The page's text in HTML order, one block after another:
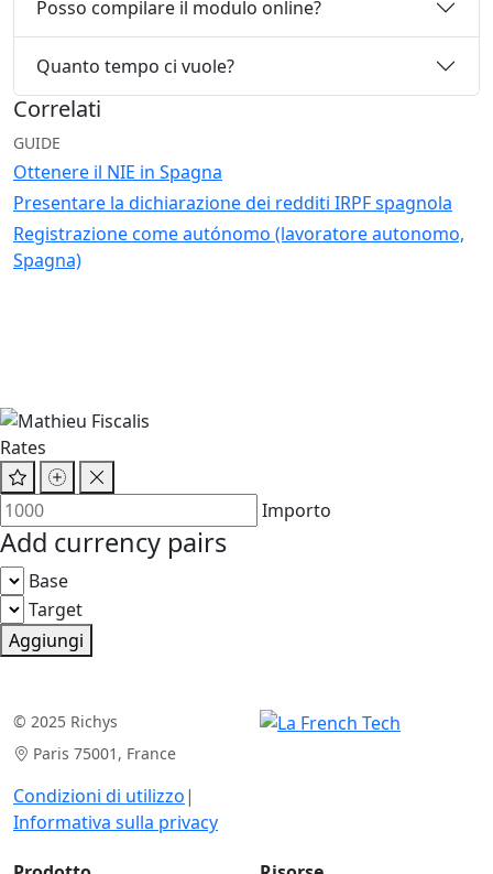
Posso compilare il modulo online?
Quanto tempo ci vuole?
Correlati
GUIDE
Ottenere il NIE in Spagna
Presentare la dichiarazione dei redditi IRPF spagnola
Registrazione come autónomo (lavoratore autonomo,
Spagna)
Rates
Importo
Add currency pairs
Base
Target
Aggiungi
© 2025 Richys
Paris 75001, France
Condizioni di utilizzo|
Informativa sulla privacy